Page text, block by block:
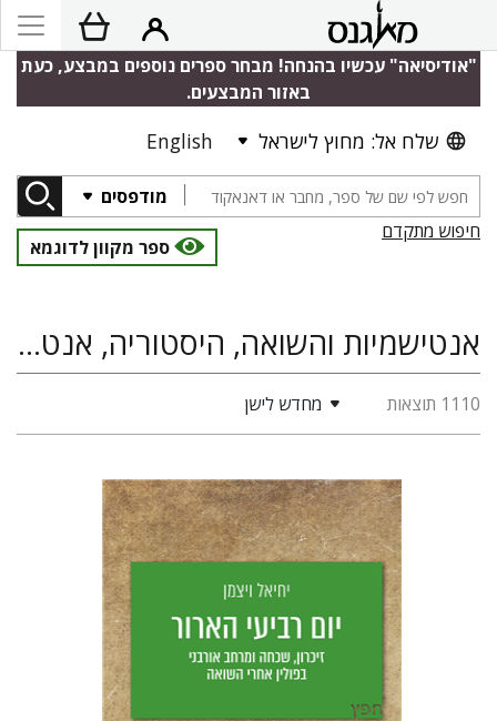
"אודיסיאה" עכשיו בהנחה! מבחר ספרים נוספים במבצע, כעת
באזור המבצעים.
שלח אל: מחוץ לישראל English
מודפסים
חיפוש מתקדם
ספר מקוון לדוגמא
אנטישמיות והשואה, היסטוריה, אנטישמיות
1110 תוצאות מחדש לישן
יחיאל ויצמן
יפעת וייס